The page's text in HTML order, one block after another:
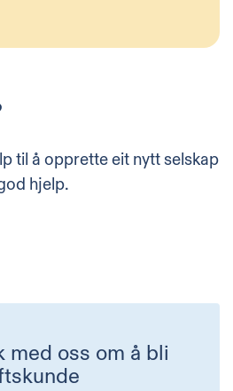
til å opprette eit nytt selskap
hjelp.
med oss om å bli